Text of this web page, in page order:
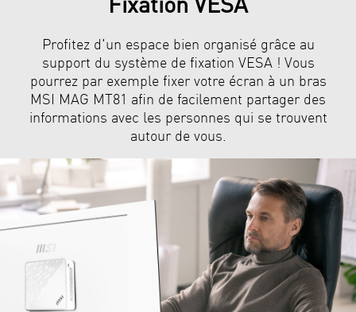
Profitez d'un espace bien organisé grâce au
support du système de fixation VESA ! Vous
pourrez par exemple fixer votre écran à un bras
MSI MAG MT81 afin de facilement partager des
informations avec les personnes qui se trouvent
autour de vous.